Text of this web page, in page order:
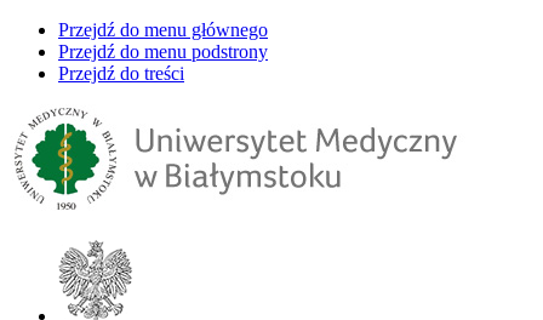
Przejdź do menu głównego
Przejdź do menu podstrony
Przejdź do treści